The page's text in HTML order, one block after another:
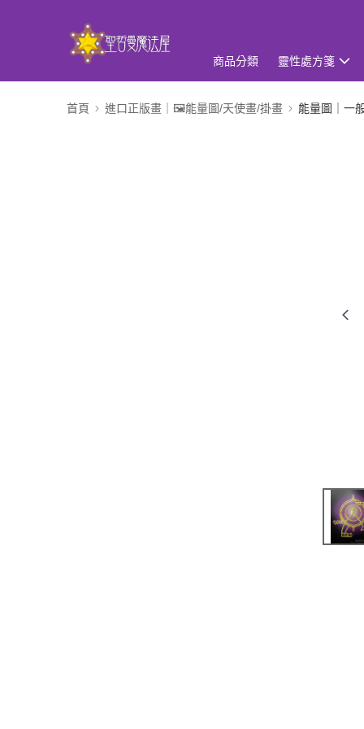
商品分類 靈性處方箋
首頁 進口正版畫｜🖼️能量圖/天使畫/掛畫 能量圖｜一